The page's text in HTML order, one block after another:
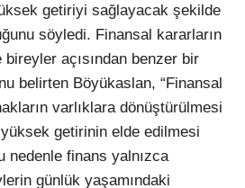
getiriyi sağlayacak şekilde
söyledi. Finansal kararların
açısından benzer bir
belirten Böyükaslan, “Finansal
varlıklara dönüştürülmesi
getirinin elde edilmesi
nedenle finans yalnızca
günlük yaşamındaki